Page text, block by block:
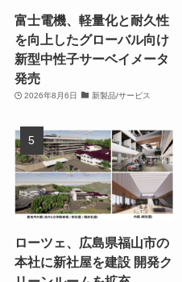
富士電機、軽量化と耐久性
を向上したグローバル向け
新型中性子サーベイメータ
発売
2026年8月6日 新製品/サービス
ローツェ、広島県福山市の
本社に新社屋を建設 開発ク